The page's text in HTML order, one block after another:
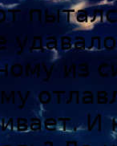
из
И